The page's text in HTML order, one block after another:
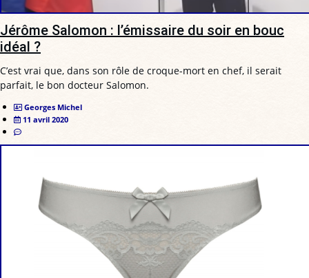
Jérôme Salomon : l’émissaire du soir en bouc
idéal ?
C’est vrai que, dans son rôle de croque-mort en chef, il serait
parfait, le bon docteur Salomon.
Georges Michel
11 avril 2020